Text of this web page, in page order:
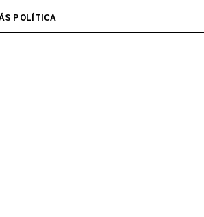
POLÍTICA